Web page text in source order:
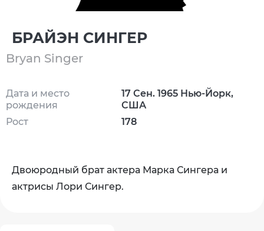
БРАЙЭН СИНГЕР
Bryan Singer
Дата и место
рождения
Рост
17 Сен. 1965 Нью-Йорк,
США
178
Двоюродный брат актера Марка Сингера и
актрисы Лори Сингер.